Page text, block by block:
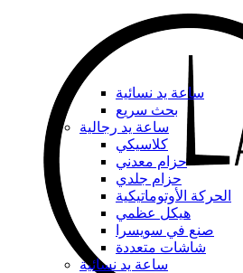
ساعة يد نسائية
بحث سريع
ساعة يد رجالية
كلاسيكي
حزام معدني
حزام جلدي
الحركة الأوتوماتيكية
هيكل عظمي
صنع في سويسرا
شاشات متعددة
ساعة يد نسائية